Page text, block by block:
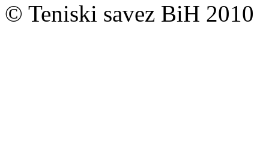
© Teniski savez BiH 2010